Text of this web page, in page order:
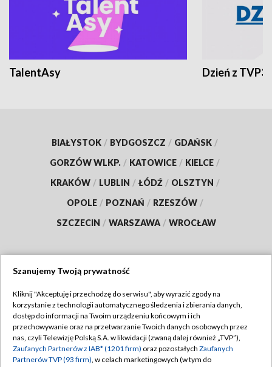
TalentAsy Dzień z TVP3
BIAŁYSTOK / BYDGOSZCZ / GDAŃSK /
GORZÓW WLKP. / KATOWICE / KIELCE /
KRAKÓW / LUBLIN / ŁÓDŹ / OLSZTYN /
OPOLE / POZNAŃ / RZESZÓW /
SZCZECIN / WARSZAWA / WROCŁAW
TVP
Abonament TVP
Emisja w TVP
Regulamin TVP
Polityka prywatności
Szanujemy Twoją prywatność
Kliknij "Akceptuję i przechodzę do serwisu", aby wyrazić zgody na
korzystanie z technologii automatycznego śledzenia i zbierania danych,
dostęp do informacji na Twoim urządzeniu końcowym i ich
przechowywanie oraz na przetwarzanie Twoich danych osobowych przez
nas, czyli Telewizję Polską S.A. w likwidacji (zwaną dalej również „TVP”),
Zaufanych Partnerów z IAB* (1201 firm) oraz pozostałych Zaufanych
Partnerów TVP (93 firm), w celach marketingowych (w tym do